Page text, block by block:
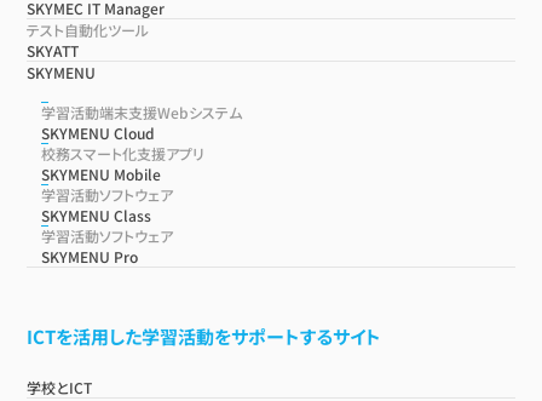
SKYMEC IT Manager
テスト自動化ツール
SKYATT
SKYMENU
学習活動端末支援Webシステム
SKYMENU Cloud
校務スマート化支援アプリ
SKYMENU Mobile
学習活動ソフトウェア
SKYMENU Class
学習活動ソフトウェア
SKYMENU Pro
ICTを活用した学習活動をサポートするサイト
学校とICT